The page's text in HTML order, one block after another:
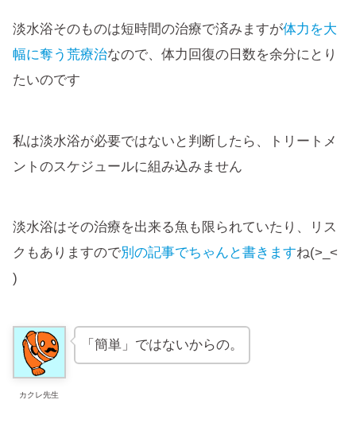
淡水浴そのものは短時間の治療で済みますが体力を大
幅に奪う荒療治なので、体力回復の日数を余分にとり
たいのです
私は淡水浴が必要ではないと判断したら、トリートメ
ントのスケジュールに組み込みません
淡水浴はその治療を出来る魚も限られていたり、リス
クもありますので別の記事でちゃんと書きますね(>_<
)
カクレ先生
「簡単」ではないからの。